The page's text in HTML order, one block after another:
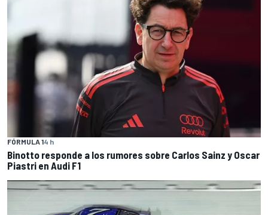
FÓRMULA 14 h
Binotto responde a los rumores sobre Carlos Sainz y Oscar
Piastri en Audi F1